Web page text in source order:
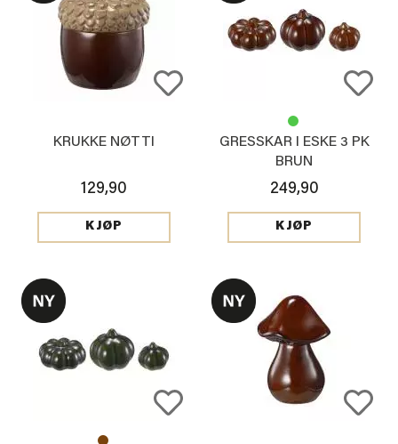
KRUKKE NØTTI
129,90
KJØP
GRESSKAR I ESKE 3 PK
BRUN
249,90
KJØP